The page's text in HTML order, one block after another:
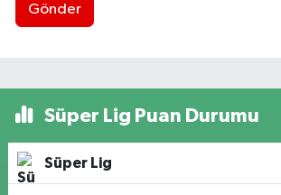
Gönder
Süper Lig Puan Durumu
Süper Lig